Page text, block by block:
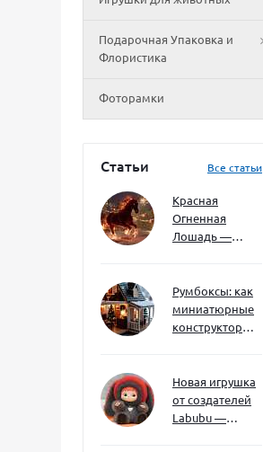
Подарочная Упаковка и
Флористика
Фоторамки
Статьи Все статьи
Красная
Огненная
Лошадь —
ждать и как
подготовиться
Румбоксы: как
миниатюрные
конструкторы
мышление и
внимание к
деталям
Новая игрушка
от создателей
Labubu —